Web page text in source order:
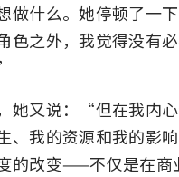
做什么。她停顿了一
色之外，我觉得没有
她又说：“但在我内
、我的资源和我的影
的改变——不仅是在商